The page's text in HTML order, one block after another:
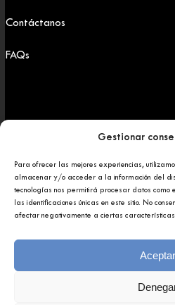
Gestionar
Para ofrecer las mejores experiencias,
almacenar y/o acceder a la información del
tecnologías nos permitirá procesar datos como
las identificaciones únicas en este sitio. No
afectar negativamente a ciertas características
Aceptar
Contáctanos
FAQs
Copyright 2025 ©
Política de
Aviso